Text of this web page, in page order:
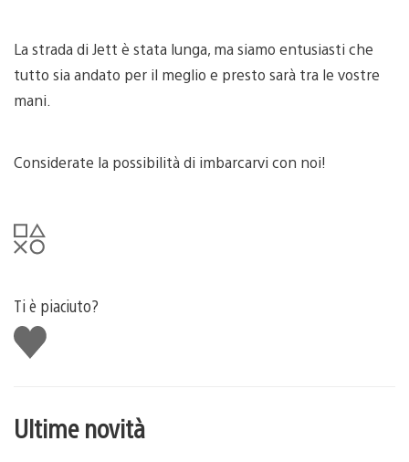
La strada di Jett è stata lunga, ma siamo entusiasti che
tutto sia andato per il meglio e presto sarà tra le vostre
mani.
Considerate la possibilità di imbarcarvi con noi!
Ti è piaciuto?
Mi
piace
Ultime novità